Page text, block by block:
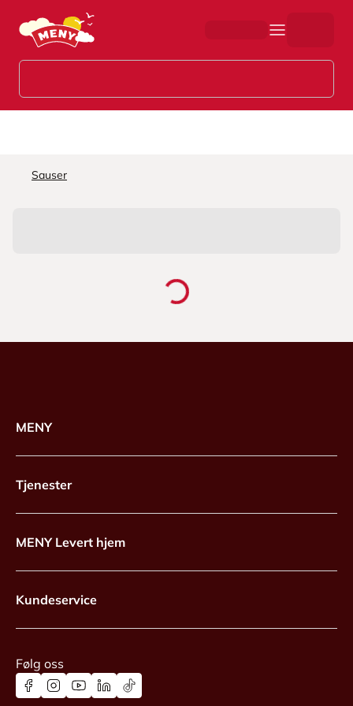
Hopp til hovedinnhold
Sauser
MENY
Tjenester
MENY Levert hjem
Kundeservice
Følg oss